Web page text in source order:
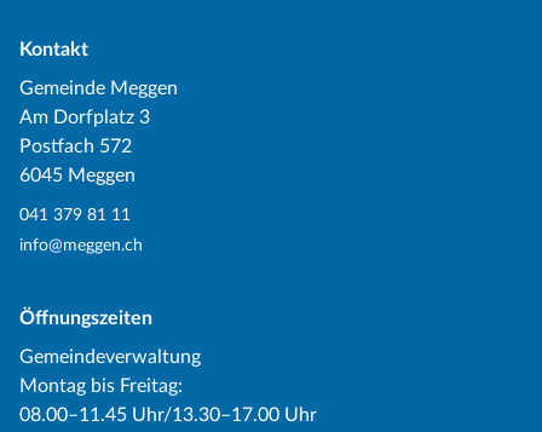
Kontakt
Gemeinde Meggen
Am Dorfplatz 3
Postfach 572
6045 Meggen
041 379 81 11
info@meggen.ch
Öffnungszeiten
Gemeindeverwaltung
Montag bis Freitag:
08.00–11.45 Uhr/13.30–17.00 Uhr